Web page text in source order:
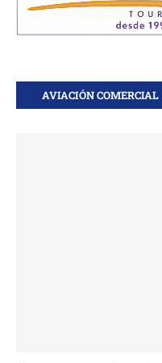
AVIACIÓN COMERCIAL